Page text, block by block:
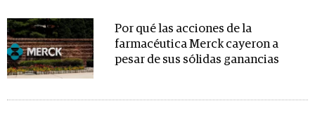
Por qué las acciones de la
farmacéutica Merck cayeron a
pesar de sus sólidas ganancias